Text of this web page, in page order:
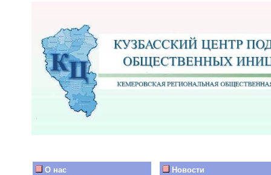
О нас Новости